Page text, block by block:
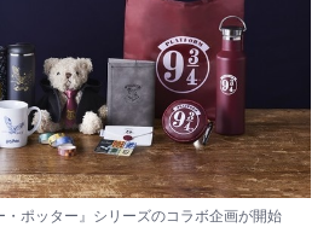
ポッター』シリーズのコラボ企画が開始